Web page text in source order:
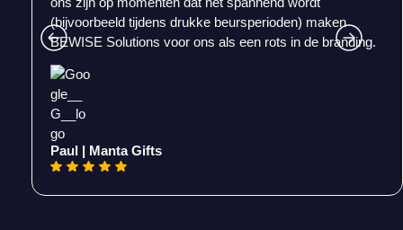
(bijvoorbeeld tijdens drukke beursperioden) maken
BEWISE Solutions voor ons als een rots in de branding.
Paul | Manta Gifts